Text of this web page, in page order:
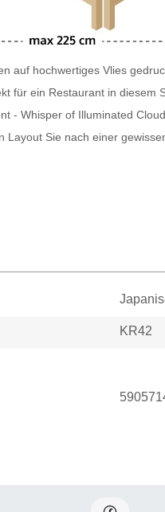
auf hochwertiges Vlies
für ein Restaurant in diesem
- Whisper of Illuminated
Sie nach einer
KR42